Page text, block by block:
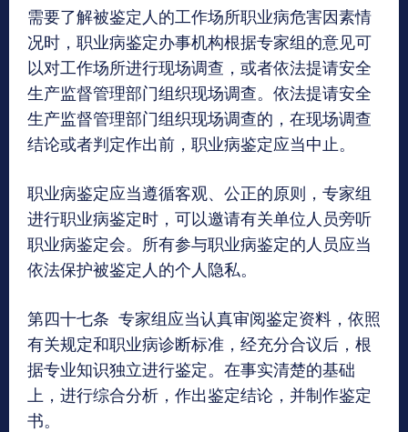
需要了解被鉴定人的工作场所职业病危害因素情
况时，职业病鉴定办事机构根据专家组的意见可
以对工作场所进行现场调查，或者依法提请安全
生产监督管理部门组织现场调查。依法提请安全
生产监督管理部门组织现场调查的，在现场调查
结论或者判定作出前，职业病鉴定应当中止。
职业病鉴定应当遵循客观、公正的原则，专家组
进行职业病鉴定时，可以邀请有关单位人员旁听
职业病鉴定会。所有参与职业病鉴定的人员应当
依法保护被鉴定人的个人隐私。
第四十七条 专家组应当认真审阅鉴定资料，依照
有关规定和职业病诊断标准，经充分合议后，根
据专业知识独立进行鉴定。在事实清楚的基础
上，进行综合分析，作出鉴定结论，并制作鉴定
书。